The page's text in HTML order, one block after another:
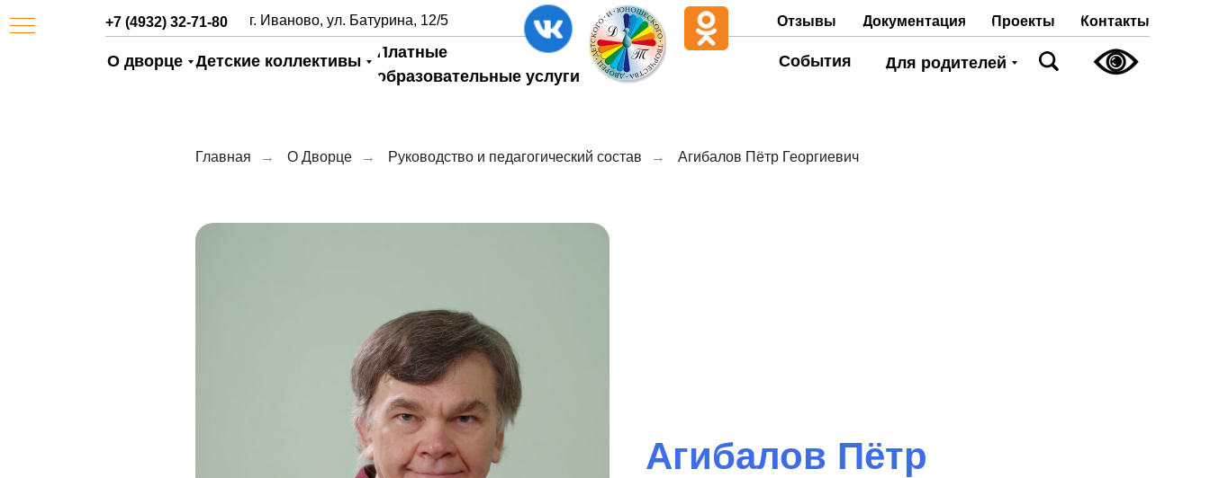
Контакты
Детские коллективы
Платные
образовательные услуги
+7 (4932) 32-71-80 Отзывы Документация
События
Проекты
г. Иваново, ул. Батурина, 12/5
О дворце Для родителей
Главная → О Дворце → Руководство и педагогический состав → Агибалов Пётр Георгиевич
Агибалов Пётр